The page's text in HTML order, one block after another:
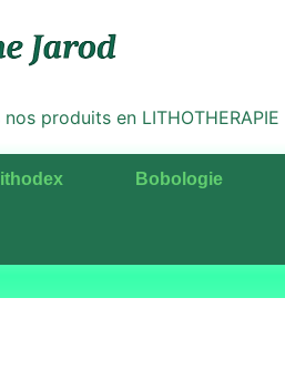
nos produits en
Bobologie